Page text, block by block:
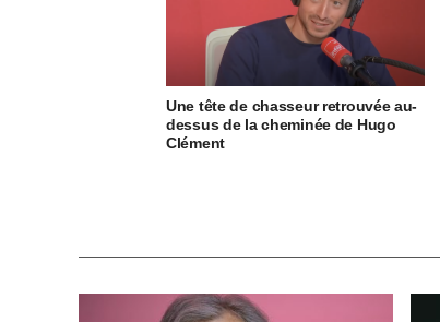
Une tête de chasseur retrouvée au-
dessus de la cheminée de Hugo
Clément